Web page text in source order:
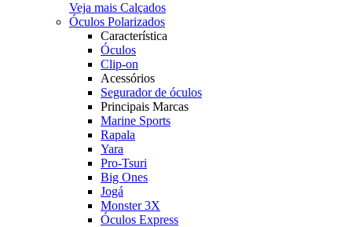
Veja mais Calçados
Óculos Polarizados
Característica
Óculos
Clip-on
Acessórios
Segurador de óculos
Principais Marcas
Marine Sports
Rapala
Yara
Pro-Tsuri
Big Ones
Jogá
Monster 3X
Óculos Express